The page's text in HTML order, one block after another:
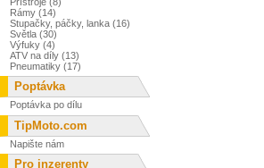
Rámy (14)
Stupačky, páčky, lanka (16)
Světla (30)
Výfuky (4)
ATV na díly (13)
Pneumatiky (17)
Poptávka
Poptávka po dílu
TipMoto.com
Napište nám
Pro inzerenty